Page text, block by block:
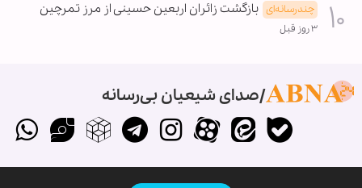
چندرسانه‌ای بازگشت زائران اربعین حسینی از مرز تمرچین
۳ روز قبل
صدای شیعیان بی‌رسانه